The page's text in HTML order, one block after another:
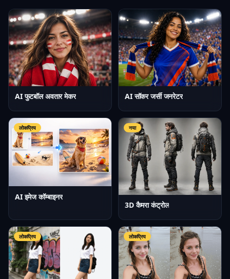
AI फुटबॉल अवतार मेकर AI सॉकर जर्सी जनरेटर
लोकप्रिय
AI इमेज कॉम्बाइनर
नया
3D कैमरा कंट्रोल
लोकप्रिय लोकप्रिय